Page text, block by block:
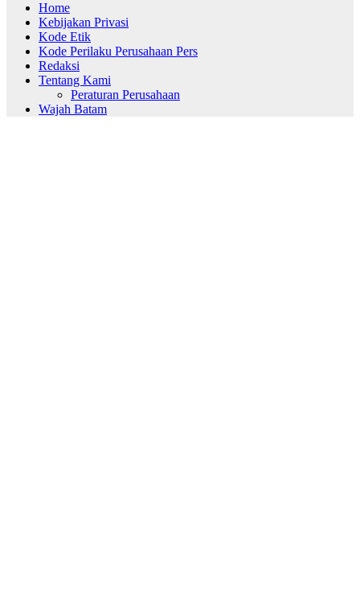
Home
Kebijakan Privasi
Kode Etik
Kode Perilaku Perusahaan Pers
Redaksi
Tentang Kami
Peraturan Perusahaan
Wajah Batam